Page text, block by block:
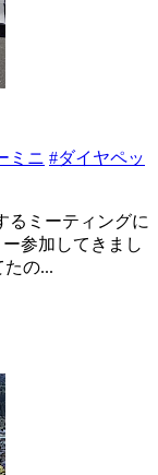
ミニ #ダイヤペッ
るミーティングに
参加してきまし
の...